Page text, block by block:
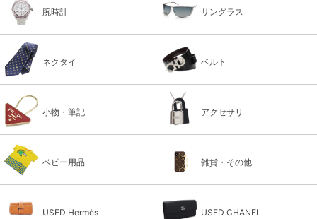
腕時計 サングラス
ネクタイ ベルト
小物・筆記 アクセサリ
ベビー用品 雑貨・その他
USED Hermès USED CHANEL